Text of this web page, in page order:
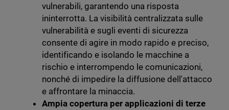
vulnerabili, garantendo una risposta
ininterrotta. La visibilità centralizzata sulle
vulnerabilità e sugli eventi di sicurezza
consente di agire in modo rapido e preciso,
identificando e isolando le macchine a
rischio e interrompendo le comunicazioni,
nonché di impedire la diffusione dell'attacco
e affrontare la minaccia.
Ampia copertura per applicazioni di terze